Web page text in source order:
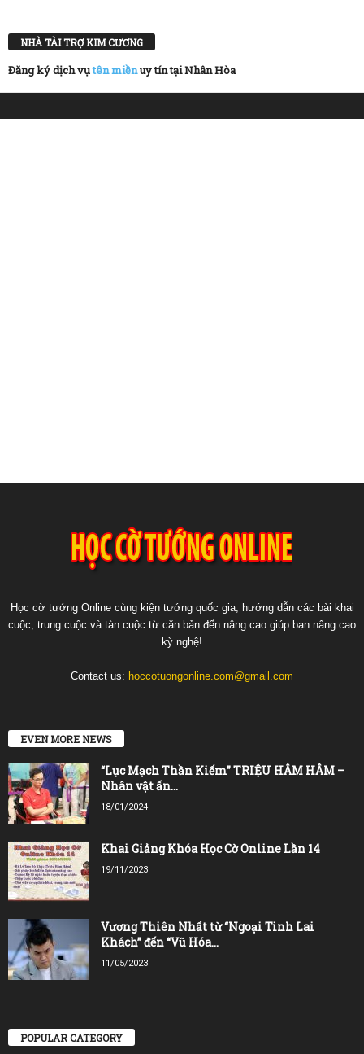
NHÀ TÀI TRỢ KIM CƯƠNG
Đăng ký dịch vụtên miềnuy tín tại Nhân Hòa
Học cờ tướng Online cùng kiện tướng quốc gia, hướng dẫn các bài khai
cuộc, trung cuộc và tàn cuộc từ căn bản đến nâng cao giúp bạn nâng cao
kỳ nghệ!
Contact us: hoccotuongonline.com@gmail.com
EVEN MORE NEWS
“Lục Mạch Thần Kiếm” TRIỆU HÂM HÂM –
Nhân vật ấn...
18/01/2024
Khai Giảng Khóa Học Cờ Online Lần 14
19/11/2023
Vương Thiên Nhất từ “Ngoại Tinh Lai
Khách” đến “Vũ Hóa...
11/05/2023
POPULAR CATEGORY